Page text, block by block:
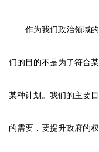
作为我们政治领域
们的目的不是为了符合
某种计划。我们的主要
的需要，要提升政府的